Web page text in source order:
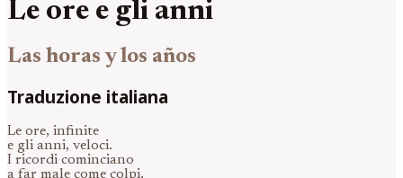
Le ore e gli anni
Las horas y los años
Traduzione italiana
Le ore, infinite
e gli anni, veloci.
I ricordi cominciano
a far male come colpi,